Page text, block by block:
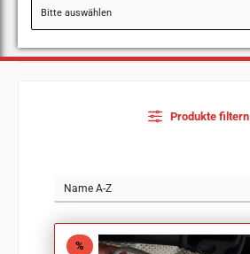
Produkte filtern
%Rabatt